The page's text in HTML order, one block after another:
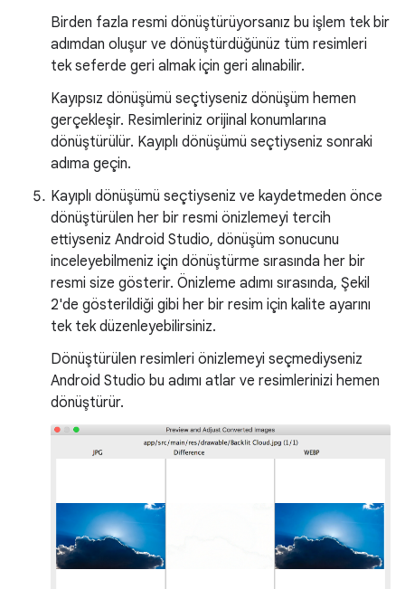
Birden fazla resmi dönüştürüyorsanız bu işlem tek bir
adımdan oluşur ve dönüştürdüğünüz tüm resimleri
tek seferde geri almak için geri alınabilir.
Kayıpsız dönüşümü seçtiyseniz dönüşüm hemen
gerçekleşir. Resimleriniz orijinal konumlarına
dönüştürülür. Kayıplı dönüşümü seçtiyseniz sonraki
adıma geçin.
Kayıplı dönüşümü seçtiyseniz ve kaydetmeden önce
dönüştürülen her bir resmi önizlemeyi tercih
ettiyseniz Android Studio, dönüşüm sonucunu
inceleyebilmeniz için dönüştürme sırasında her bir
resmi size gösterir. Önizleme adımı sırasında, Şekil
2'de gösterildiği gibi her bir resim için kalite ayarını
tek tek düzenleyebilirsiniz.
Dönüştürülen resimleri önizlemeyi seçmediyseniz
Android Studio bu adımı atlar ve resimlerinizi hemen
dönüştürür.